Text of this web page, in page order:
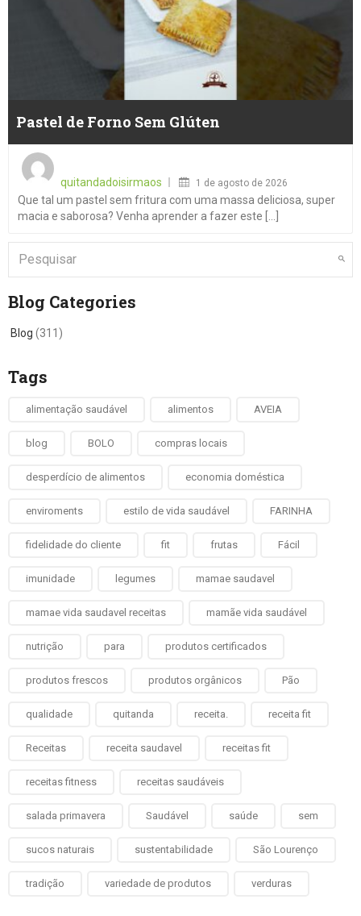
Pastel de Forno Sem Glúten
quitandadoisirmaos
1 de agosto de 2026
Que tal um pastel sem fritura com uma massa deliciosa, super
macia e saborosa? Venha aprender a fazer este [...]
Blog Categories
Blog (311)
Tags
alimentação saudável alimentos AVEIA
blog BOLO compras locais
desperdício de alimentos economia doméstica
enviroments estilo de vida saudável FARINHA
fidelidade do cliente fit frutas Fácil
imunidade legumes mamae saudavel
mamae vida saudavel receitas mamãe vida saudável
nutrição para produtos certificados
produtos frescos produtos orgânicos Pão
qualidade quitanda receita. receita fit
Receitas receita saudavel receitas fit
receitas fitness receitas saudáveis
salada primavera Saudável saúde sem
sucos naturais sustentabilidade São Lourenço
tradição variedade de produtos verduras